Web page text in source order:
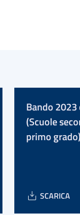
Bando
(Scuole
primo grado)
SCARICA